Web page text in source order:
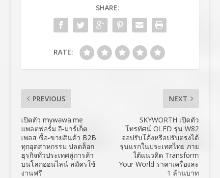
SHARE:
RATE:
PREVIOUS
เปิดตัว mywawa.me
แพลตฟอร์ม อี-มาร์เก็ต
เพลส ซื้อ-ขายสินค้า B2B
ทุกอุตสาหกรรม ปลดล็อก
ธุรกิจทั่วประเทศสู่การค้า
บนโลกออนไลน์ สมัครใช้
งานฟรี
NEXT
SKYWORTH เปิดตัว
โทรทัศน์ OLED รุ่น W82
จอปรับโค้งหรือปรับตรงได้
รุ่นแรกในประเทศไทย ภาย
ใต้แนวคิด Transform
Your World ราคาเครื่องละ
1 ล้านบาท